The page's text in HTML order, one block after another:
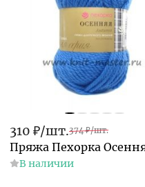
310 ₽/шт.374 ₽/шт.
Пряжа Пехорка
В наличии